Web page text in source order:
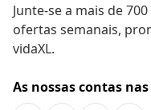
Junte-se a mais de
ofertas semanais,
vidaXL.
As nossas contas